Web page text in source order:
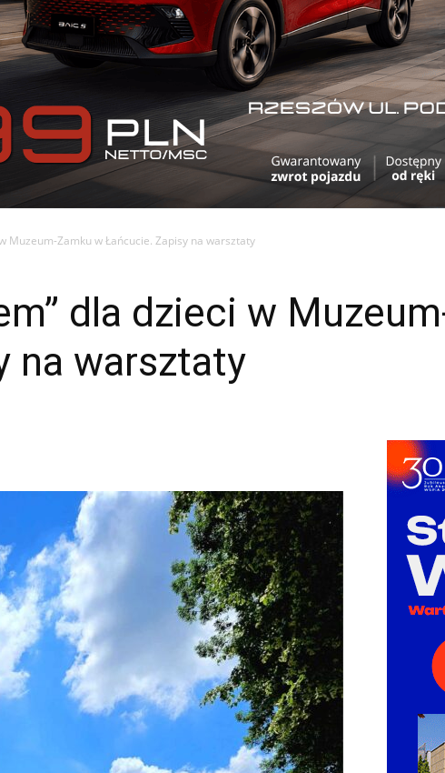
Muzeum-Zamku w Łańcucie. Zapisy na warsztaty
dla dzieci w
na warsztaty